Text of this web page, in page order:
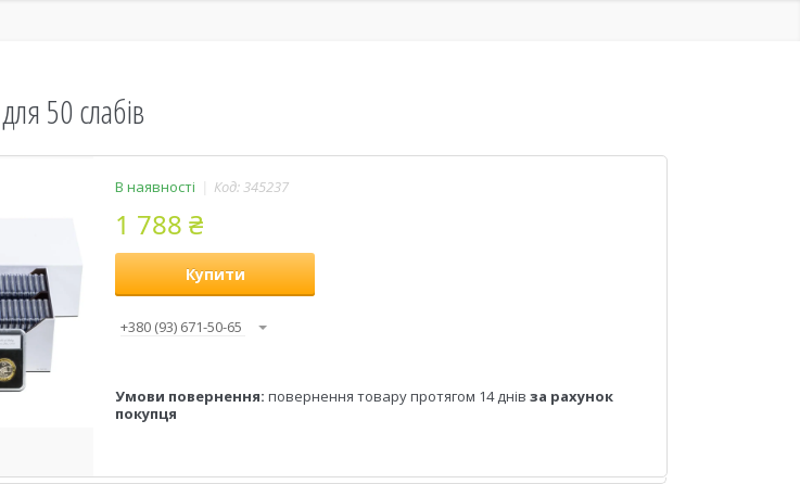
50 слабів
В наявності Код:345237
1 788 ₴
Купити
+380 (93) 671-50-65
повернення товару протягом 14 днів за рахунок
покупця